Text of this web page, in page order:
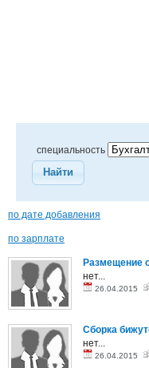
специальность
Найти
по дате добавления
по зарплате
Размещение
нет...
26.04.2015
Сборка
нет...
26.04.2015